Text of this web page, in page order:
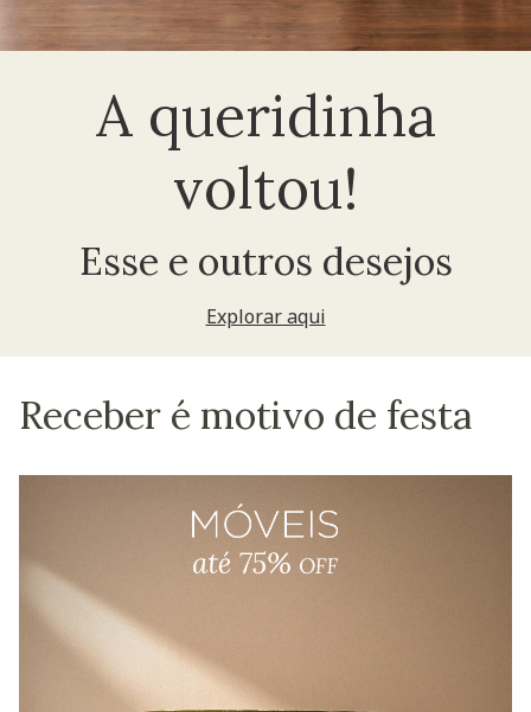
A queridinha
voltou!
Esse e outros desejos
Explorar aqui
Receber é motivo de festa